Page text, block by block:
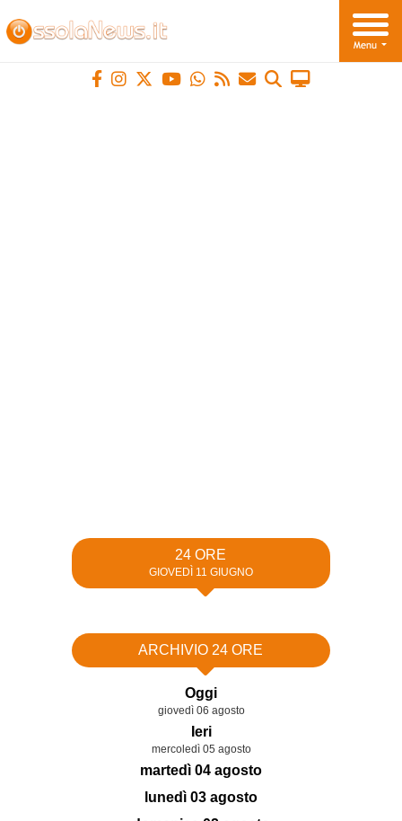
24 ORE
GIOVEDÌ 11 GIUGNO
ARCHIVIO 24 ORE
Oggi
giovedì 06 agosto
Ieri
mercoledì 05 agosto
martedì 04 agosto
lunedì 03 agosto